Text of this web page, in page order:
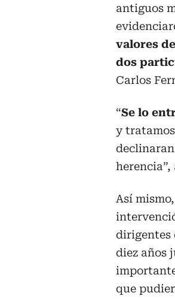
antiguos
valores
dos
Carlos
“Se lo
y
Así
dirigentes
diez años
que